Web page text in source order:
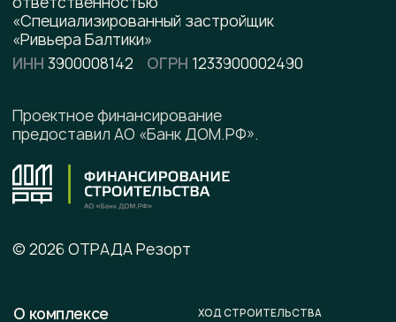
г. Калининград, ул. Ленинградская, д. 4, офис 6
ул. Ленинградская, д. 4, оф. 6.
Скачать
презентацию
pdf, 8.5 МВ
Написать в WhatsApp
Написать в Telegram
Подписывайтесь на наши соцсети